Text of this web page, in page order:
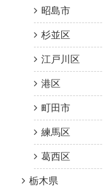
昭島市
杉並区
江戸川区
港区
町田市
練馬区
葛西区
栃木県